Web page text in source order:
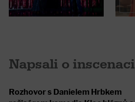
Napsali o inscenaci
Rozhovor s Danielem Hrbkem